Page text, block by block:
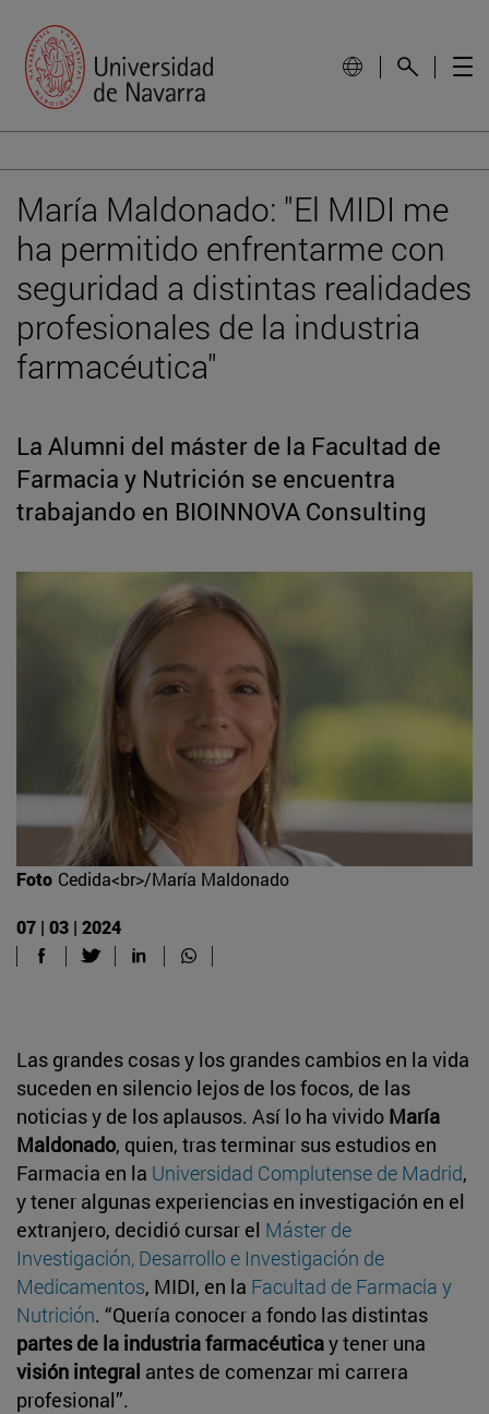
María Maldonado: "El MIDI me
ha permitido enfrentarme con
seguridad a distintas realidades
profesionales de la industria
farmacéutica"
La Alumni del máster de la Facultad de
Farmacia y Nutrición se encuentra
trabajando en BIOINNOVA Consulting
Foto Cedida<br>/María Maldonado
07 | 03 | 2024
Las grandes cosas y los grandes cambios en la vida
suceden en silencio lejos de los focos, de las
noticias y de los aplausos. Así lo ha vivido María
Maldonado, quien, tras terminar sus estudios en
Farmacia en la Universidad Complutense de Madrid,
y tener algunas experiencias en investigación en el
extranjero, decidió cursar el Máster de
Investigación, Desarrollo e Investigación de
Medicamentos, MIDI, en la Facultad de Farmacia y
Nutrición. “Quería conocer a fondo las distintas
partes de la industria farmacéuticay tener una
visión integral antes de comenzar mi carrera
profesional”.